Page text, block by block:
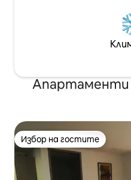
Апартаменти
Избор на гостите
Избор на гостите